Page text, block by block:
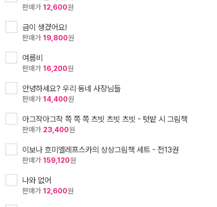
판매가 12,600원
금이 생겼어요!
판매가 19,800원
여름비
판매가 16,200원
안녕하세요? 우리 동네 사장님들
판매가 14,400원
아그작아그작 쪽 쪽 쪽 츠빗 츠빗 츠빗 - 텃밭 시 그림책
판매가 23,400원
이보나 흐미엘레프스카의 상상그림책 세트 - 전13권
판매가 159,120원
나와 없어
판매가 12,600원